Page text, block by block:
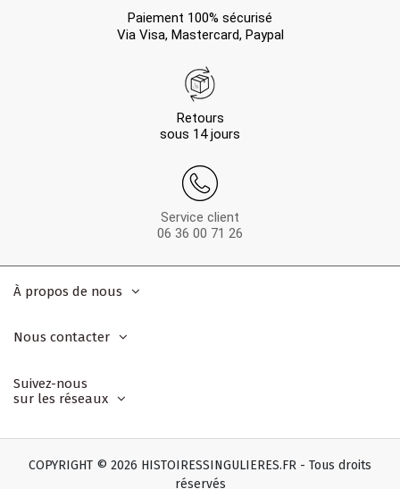
Paiement 100% sécurisé
Via Visa, Mastercard, Paypal
Retours
sous 14 jours
Service client
06 36 00 71 26
À propos de nous
Nous contacter
Suivez-nous
sur les réseaux
COPYRIGHT © 2026 HISTOIRESSINGULIERES.FR - Tous droits
réservés